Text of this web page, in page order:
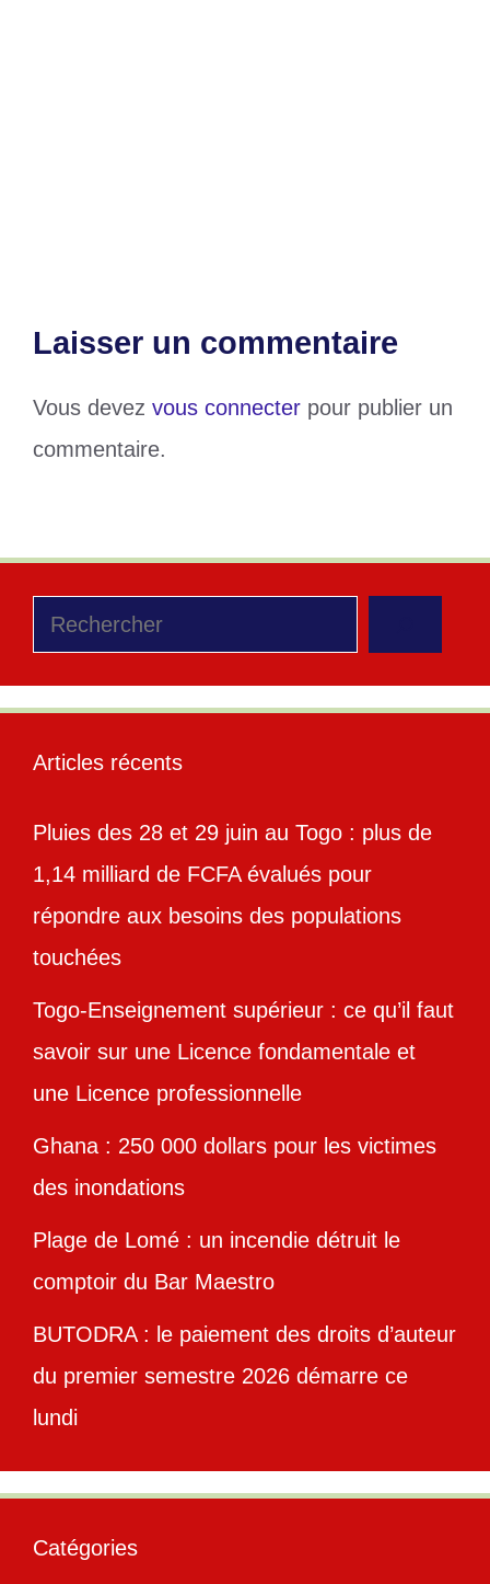
Laisser un commentaire
Vous devez vous connecter pour publier un
commentaire.
Rechercher
Articles récents
Pluies des 28 et 29 juin au Togo : plus de
1,14 milliard de FCFA évalués pour
répondre aux besoins des populations
touchées
Togo-Enseignement supérieur : ce qu’il faut
savoir sur une Licence fondamentale et
une Licence professionnelle
Ghana : 250 000 dollars pour les victimes
des inondations
Plage de Lomé : un incendie détruit le
comptoir du Bar Maestro
BUTODRA : le paiement des droits d’auteur
du premier semestre 2026 démarre ce
lundi
Catégories